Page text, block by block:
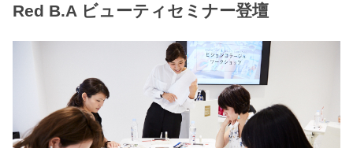
Red B.A ビューティセミナー登壇